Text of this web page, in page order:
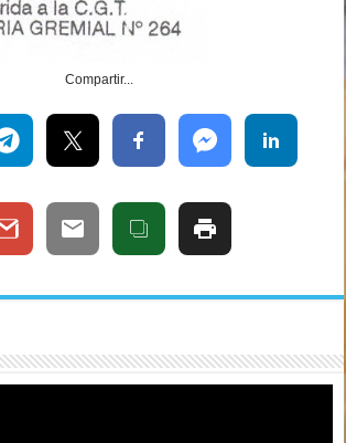
Compartir...